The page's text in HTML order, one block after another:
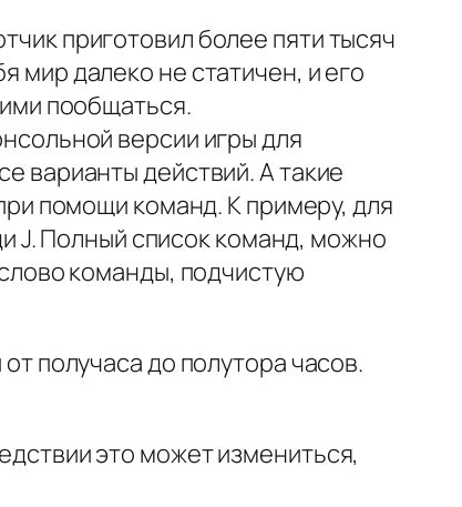
приготовил более пяти тысяч
мир далеко не статичен, и его
пообщаться.
версии игры для
варианты действий. А такие
помощи команд. К примеру, для
J. Полный список команд, можно
команды, подчистую
получаса до полутора часов.
это может измениться,